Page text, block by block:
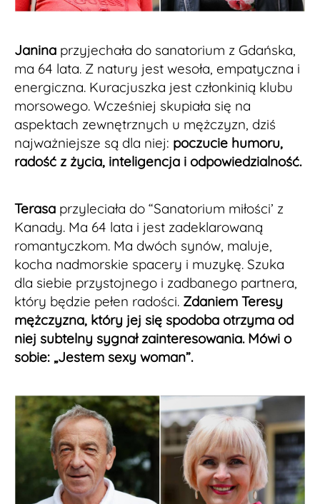
Janina przyjechała do sanatorium z Gdańska,
ma 64 lata. Z natury jest wesoła, empatyczna i
energiczna. Kuracjuszka jest członkinią klubu
morsowego. Wcześniej skupiała się na
aspektach zewnętrznych u mężczyzn, dziś
najważniejsze są dla niej: poczucie humoru,
radość z życia, inteligencja i odpowiedzialność.
Terasa przyleciała do “Sanatorium miłości’ z
Kanady. Ma 64 lata i jest zadeklarowaną
romantyczkom. Ma dwóch synów, maluje,
kocha nadmorskie spacery i muzykę. Szuka
dla siebie przystojnego i zadbanego partnera,
który będzie pełen radości. Zdaniem Teresy
mężczyzna, który jej się spodoba otrzyma od
niej subtelny sygnał zainteresowania. Mówi o
sobie: „Jestem sexy woman”.